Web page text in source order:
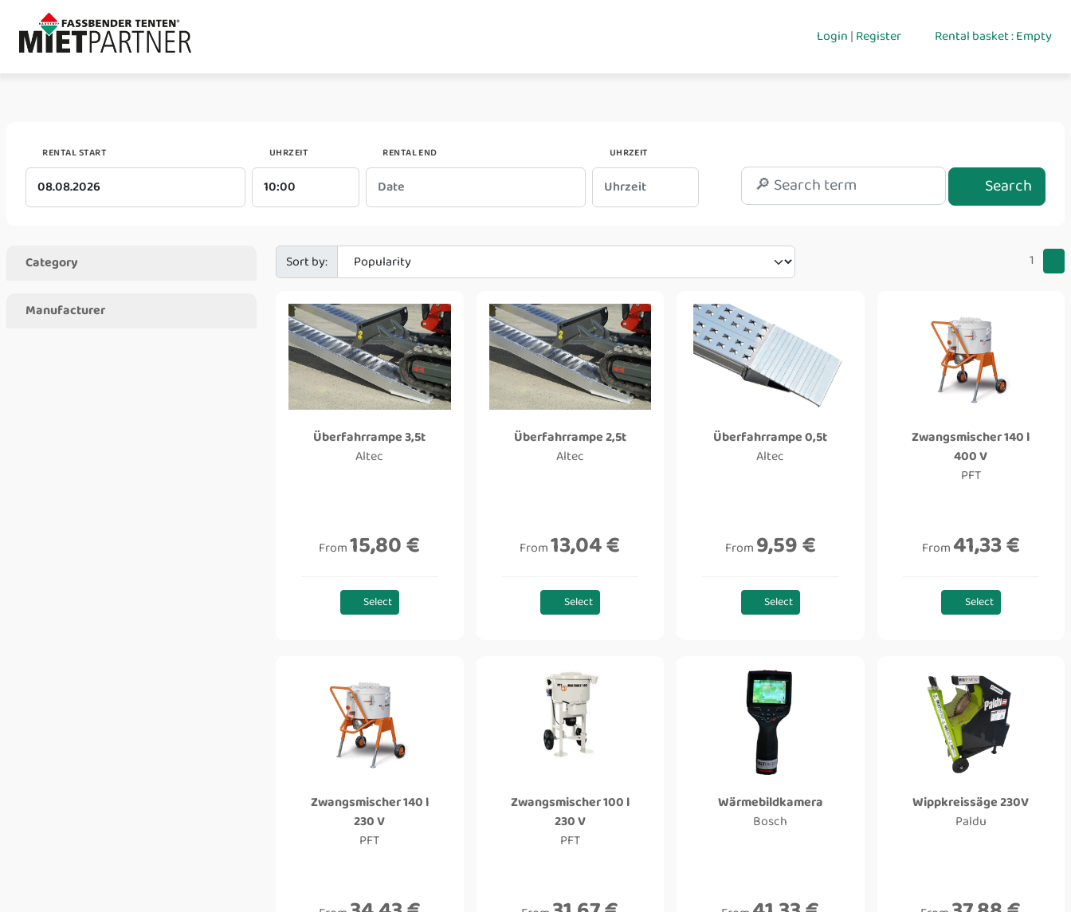
Login|Register Rental basket : Empty
RENTAL START UHRZEIT RENTAL END UHRZEIT
Search
Category
Manufacturer
Sort by: 1
Überfahrrampe 3,5t
Altec
From15,80 €
Select
Überfahrrampe 2,5t
Altec
From13,04 €
Select
Überfahrrampe 0,5t
Altec
From9,59 €
Select
Zwangsmischer 140 l
400 V
PFT
From41,33 €
Select
Zwangsmischer 140 l
230 V
PFT
Zwangsmischer 100 l
230 V
PFT
Wärmebildkamera
Bosch
Wippkreissäge 230V
Paldu